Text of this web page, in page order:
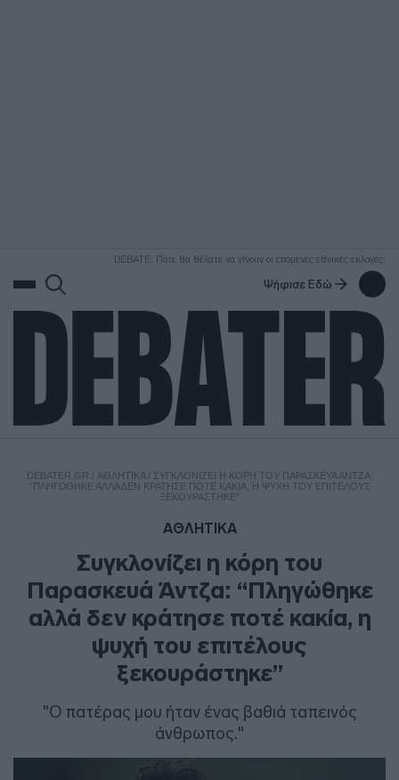
DEBATE: Πότε θα θέλατε να γίνουν οι επόμενες εθνικές εκλογές;
Ψήφισε Εδώ
DEBATER.GR / ΑΘΛΗΤΙΚΑ/ ΣΥΓΚΛΟΝΊΖΕΙ Η ΚΌΡΗ ΤΟΥ ΠΑΡΑΣΚΕΥΆ ΆΝΤΖΑ:
“ΠΛΗΓΏΘΗΚΕ ΑΛΛΆ ΔΕΝ ΚΡΆΤΗΣΕ ΠΟΤΈ ΚΑΚΊΑ, Η ΨΥΧΉ ΤΟΥ ΕΠΙΤΈΛΟΥΣ
ΞΕΚΟΥΡΆΣΤΗΚΕ”
ΑΘΛΗΤΙΚΑ
Συγκλονίζει η κόρη του
Παρασκευά Άντζα: “Πληγώθηκε
αλλά δεν κράτησε ποτέ κακία, η
ψυχή του επιτέλους
ξεκουράστηκε”
"Ο πατέρας μου ήταν ένας βαθιά ταπεινός
άνθρωπος."